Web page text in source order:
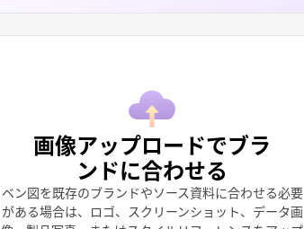
画像アップロードでブラ
ンドに合わせる
ベン図を既存のブランドやソース資料に合わせる必要
がある場合は、ロゴ、スクリーンショット、データ画